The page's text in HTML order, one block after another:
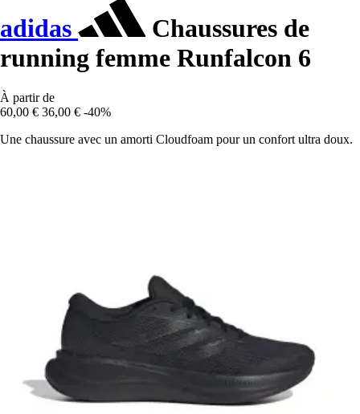
adidas
Chaussures de
running femme Runfalcon 6
À partir de
60,00 € 36,00 € -40%
Une chaussure avec un amorti Cloudfoam pour un confort ultra doux.